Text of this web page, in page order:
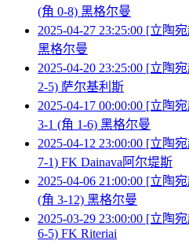
(角 0-8) 黑格尔曼
2025-04-27 23:25:00 [立陶
黑格尔曼
2025-04-20 23:25:00 [立陶
2-5) 萨尔基利斯
2025-04-17 00:00:00 [立陶
3-1 (角 1-6) 黑格尔曼
2025-04-12 23:00:00 [立陶
7-1) FK Dainava阿尔堤斯
2025-04-06 21:00:00 [立陶
(角 3-12) 黑格尔曼
2025-03-29 23:00:00 [立陶
6-5) FK Riteriai